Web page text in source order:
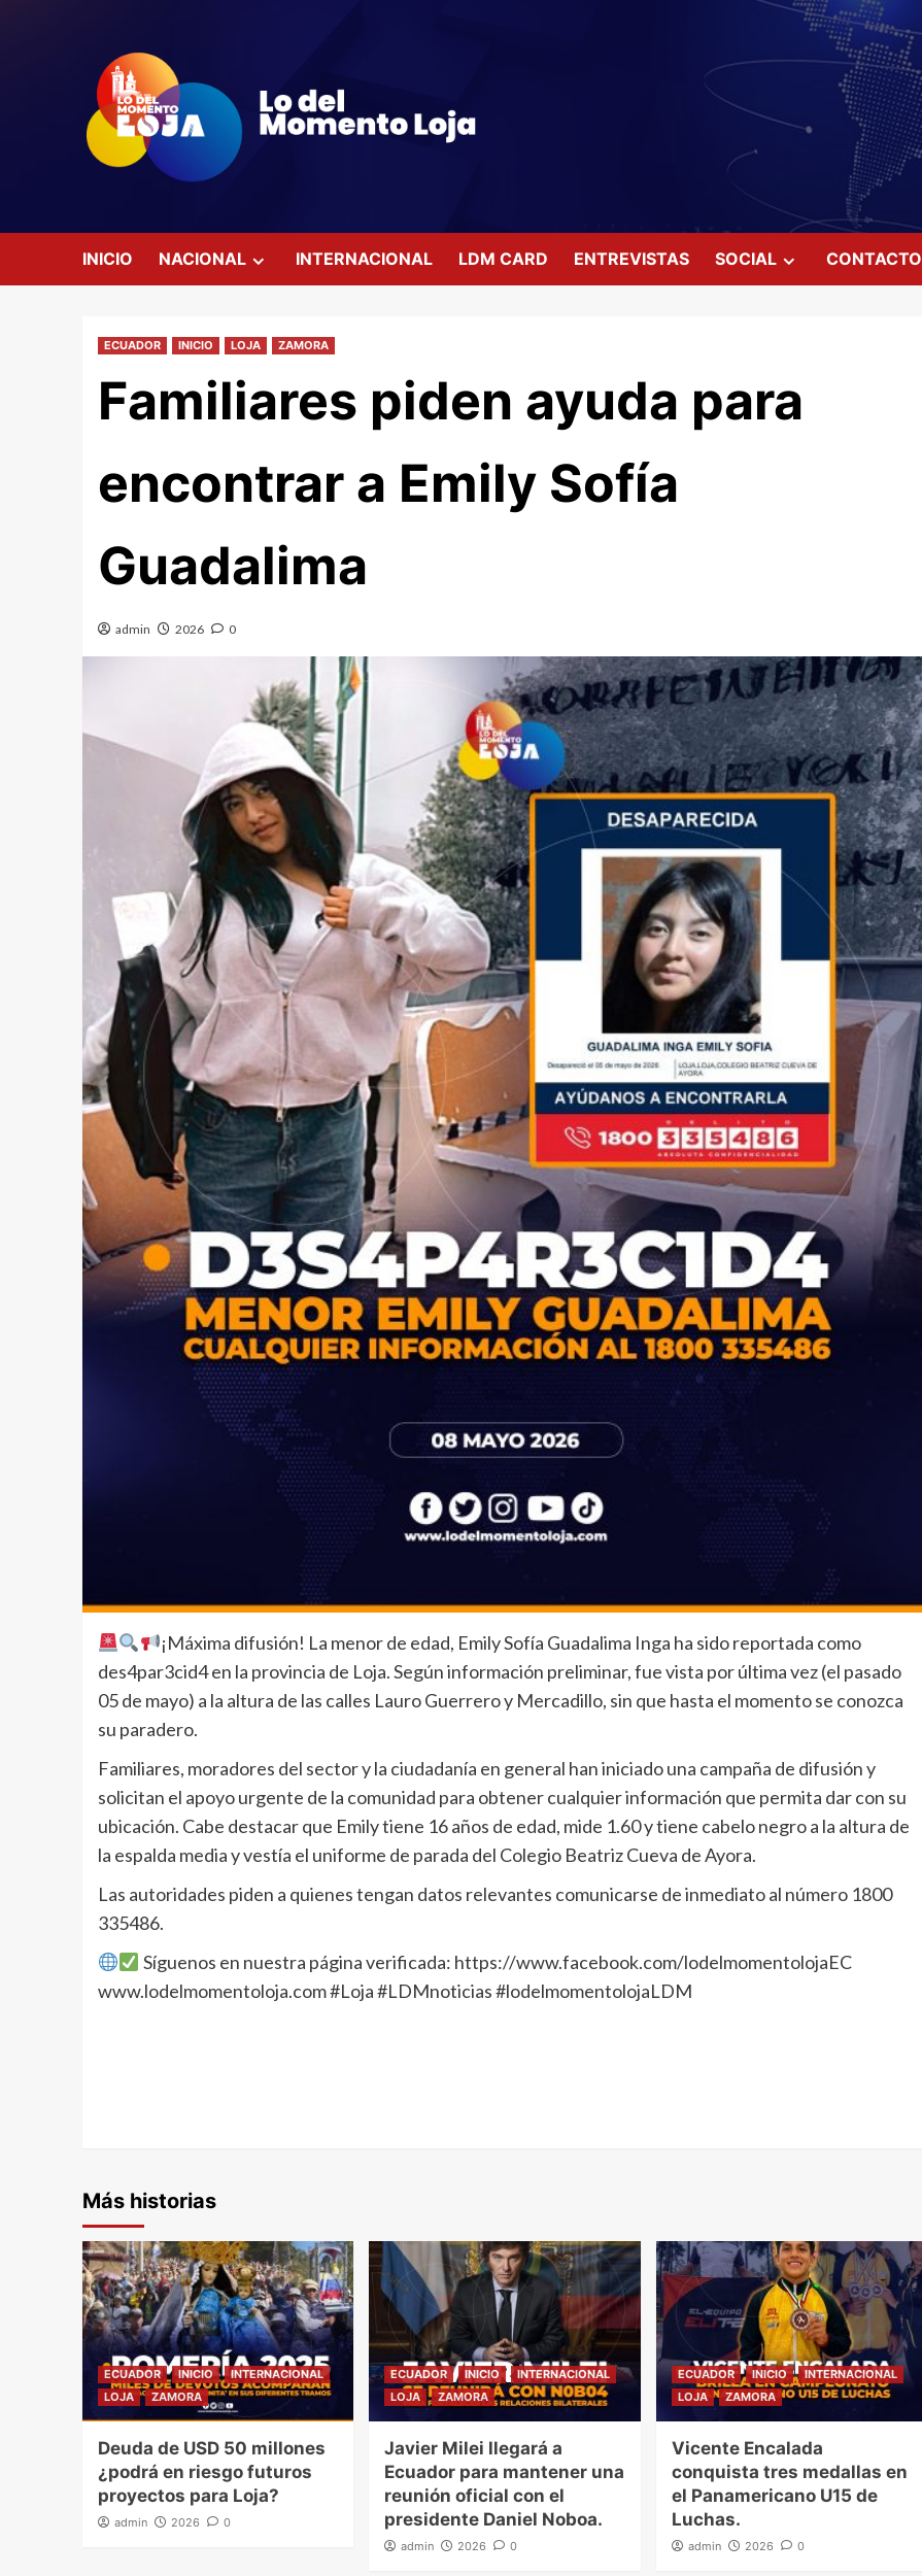
INICIO NACIONAL INTERNACIONAL LDM CARD ENTREVISTAS SOCIAL CONTACTO
ECUADOR INICIO LOJA ZAMORA
Familiares piden ayuda para
encontrar a Emily Sofía
Guadalima
admin 2026 0
¡Máxima difusión! La menor de edad, Emily Sofía Guadalima Inga ha sido reportada como
des4par3cid4 en la provincia de Loja. Según información preliminar, fue vista por última vez (el pasado
05 de mayo) a la altura de las calles Lauro Guerrero y Mercadillo, sin que hasta el momento se conozca
su paradero.
Familiares, moradores del sector y la ciudadanía en general han iniciado una campaña de difusión y
solicitan el apoyo urgente de la comunidad para obtener cualquier información que permita dar con su
ubicación. Cabe destacar que Emily tiene 16 años de edad, mide 1.60 y tiene cabelo negro a la altura de
la espalda media y vestía el uniforme de parada del Colegio Beatriz Cueva de Ayora.
Las autoridades piden a quienes tengan datos relevantes comunicarse de inmediato al número 1800
335486.
Síguenos en nuestra página verificada: https://www.facebook.com/lodelmomentolojaEC
www.lodelmomentoloja.com #Loja #LDMnoticias #lodelmomentolojaLDM
Más historias
ECUADOR INICIO
INTERNACIONAL
LOJA
ZAMORA
Deuda de USD 50 millones
¿podrá en riesgo futuros
proyectos para Loja?
admin 2026 0
ECUADOR INICIO
INTERNACIONAL
LOJA
ZAMORA
Javier Milei llegará a
Ecuador para mantener una
reunión oficial con el
presidente Daniel Noboa.
admin 2026 0
ECUADOR INICIO
INTERNACIONAL
LOJA
ZAMORA
Vicente Encalada
conquista tres medallas en
el Panamericano U15 de
Luchas.
admin 2026 0